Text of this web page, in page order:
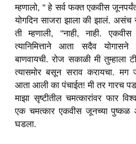
म्हणालो, " हे सर्व फक्त एकवीस
योगदिन साजरा झाला की झालं. असंच
ती म्हणाली, "नाही, नाही.
त्यानिमित्ताने आता सदैव
बाणवायची. रोज सकाळी मी तुम्हाला
त्यासमोर बसून सराव करायचा.
आता आली का पंचाईत! मी तर गारच
माझा सृष्टीतील चमत्कारांवर फार
एक चमत्कार एकवीस जूनच्या पुष्कळ
घडला.